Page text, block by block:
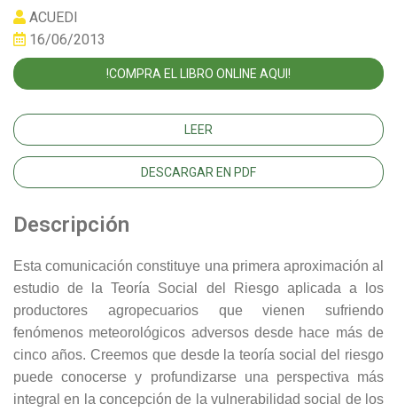
ACUEDI
16/06/2013
!COMPRA EL LIBRO ONLINE AQUI!
LEER
DESCARGAR EN PDF
Descripción
Esta comunicación constituye una primera aproximación al
estudio de la Teoría Social del Riesgo aplicada a los
productores agropecuarios que vienen sufriendo
fenómenos meteorológicos adversos desde hace más de
cinco años. Creemos que desde la teoría social del riesgo
puede conocerse y profundizarse una perspectiva más
integral en la concepción de la vulnerabilidad social de los